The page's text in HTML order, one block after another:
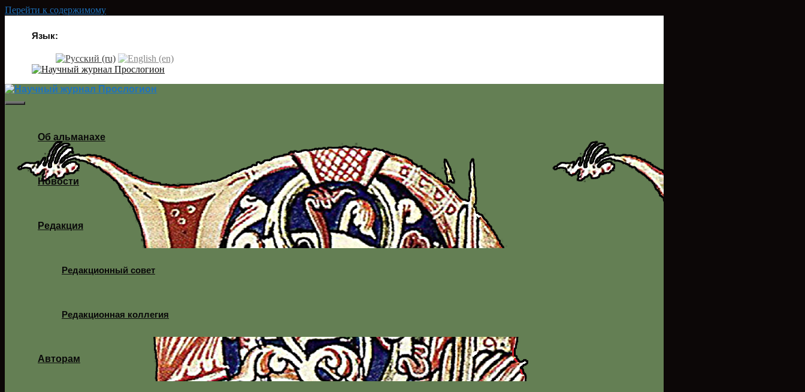
Перейти к содержимому
Язык:
Об альманахе
Новости
Редакция
Редакционный совет
Редакционная коллегия
Авторам